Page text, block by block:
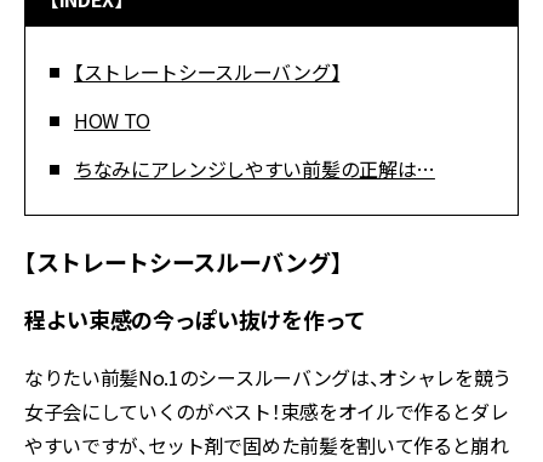
【ストレートシースルーバング】
HOW TO
ちなみにアレンジしやすい前髪の正解は…
【ストレートシースルーバング】
程よい束感の今っぽい抜けを作って
なりたい前髪No.1のシースルーバングは、オシャレを競う
女子会にしていくのがベスト！束感をオイルで作るとダレ
やすいですが、セット剤で固めた前髪を割いて作ると崩れ